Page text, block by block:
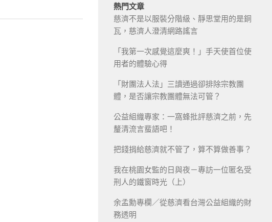
熱門文章
慈濟不是以服裝分階級、靜思堂用的是銅
瓦，慈濟人澄清網路謠言
「我第一次感覺這麼爽！」手天使首位使
用者的體驗心得
「財團法人法」三讀通過卻排除宗教團
體，是否讓宗教團體無法可管？
公益組織專家：一窩蜂批評慈濟之前，先
釐清流言蜚語吧！
把錢捐給慈濟就不管了，算不算做善事？
我在桃園女監的日與夜－專訪一位匿名受
刑人的鐵窗時光（上）
余孟勳專欄／從慈濟看台灣公益組織的財
務透明